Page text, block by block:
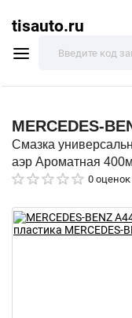
tisauto.ru
MERCEDES-
Смазка
аэр Ароматная
0 оценок